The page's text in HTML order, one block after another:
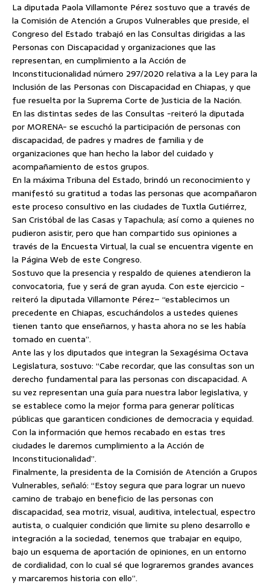
La diputada Paola Villamonte Pérez sostuvo que a través de
la Comisión de Atención a Grupos Vulnerables que preside, el
Congreso del Estado trabajó en las Consultas dirigidas a las
Personas con Discapacidad y organizaciones que las
representan, en cumplimiento a la Acción de
Inconstitucionalidad número 297/2020 relativa a la Ley para la
Inclusión de las Personas con Discapacidad en Chiapas, y que
fue resuelta por la Suprema Corte de Justicia de la Nación.
En las distintas sedes de las Consultas -reiteró la diputada
por MORENA- se escuchó la participación de personas con
discapacidad, de padres y madres de familia y de
organizaciones que han hecho la labor del cuidado y
acompañamiento de estos grupos.
En la máxima Tribuna del Estado, brindó un reconocimiento y
manifestó su gratitud a todas las personas que acompañaron
este proceso consultivo en las ciudades de Tuxtla Gutiérrez,
San Cristóbal de las Casas y Tapachula; así como a quienes no
pudieron asistir, pero que han compartido sus opiniones a
través de la Encuesta Virtual, la cual se encuentra vigente en
la Página Web de este Congreso.
Sostuvo que la presencia y respaldo de quienes atendieron la
convocatoria, fue y será de gran ayuda. Con este ejercicio -
reiteró la diputada Villamonte Pérez– “establecimos un
precedente en Chiapas, escuchándolos a ustedes quienes
tienen tanto que enseñarnos, y hasta ahora no se les había
tomado en cuenta”.
Ante las y los diputados que integran la Sexagésima Octava
Legislatura, sostuvo: “Cabe recordar, que las consultas son un
derecho fundamental para las personas con discapacidad. A
su vez representan una guía para nuestra labor legislativa, y
se establece como la mejor forma para generar políticas
públicas que garanticen condiciones de democracia y equidad.
Con la información que hemos recabado en estas tres
ciudades le daremos cumplimiento a la Acción de
Inconstitucionalidad”.
Finalmente, la presidenta de la Comisión de Atención a Grupos
Vulnerables, señaló: “Estoy segura que para lograr un nuevo
camino de trabajo en beneficio de las personas con
discapacidad, sea motriz, visual, auditiva, intelectual, espectro
autista, o cualquier condición que limite su pleno desarrollo e
integración a la sociedad, tenemos que trabajar en equipo,
bajo un esquema de aportación de opiniones, en un entorno
de cordialidad, con lo cual sé que lograremos grandes avances
y marcaremos historia con ello”.